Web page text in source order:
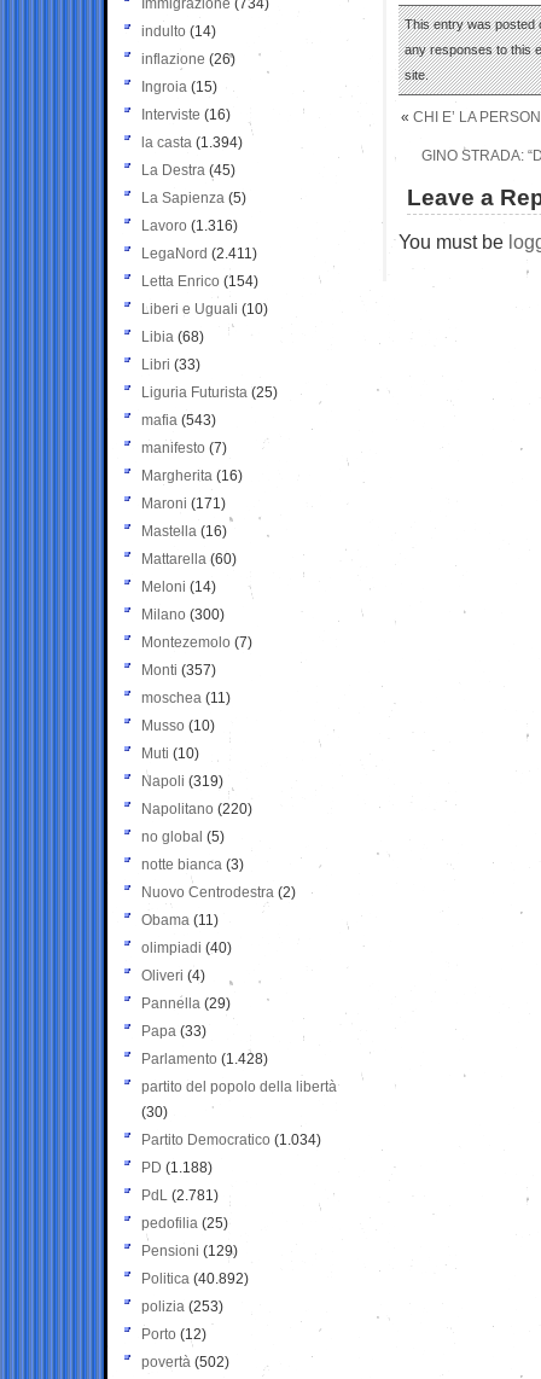
This entry was posted
any responses to this
site.
« CHI E’ LA
GINO STRADA:
Leave a
You must be
Immigrazione (734)
indulto (14)
inflazione (26)
Ingroia (15)
Interviste (16)
la casta (1.394)
La Destra (45)
La Sapienza (5)
Lavoro (1.316)
LegaNord (2.411)
Letta Enrico (154)
Liberi e Uguali (10)
Libia (68)
Libri (33)
Liguria Futurista (25)
mafia (543)
manifesto (7)
Margherita (16)
Maroni (171)
Mastella (16)
Mattarella (60)
Meloni (14)
Milano (300)
Montezemolo (7)
Monti (357)
moschea (11)
Musso (10)
Muti (10)
Napoli (319)
Napolitano (220)
no global (5)
notte bianca (3)
Nuovo Centrodestra (2)
Obama (11)
olimpiadi (40)
Oliveri (4)
Pannella (29)
Papa (33)
Parlamento (1.428)
partito del popolo della libertà
(30)
Partito Democratico (1.034)
PD (1.188)
PdL (2.781)
pedofilia (25)
Pensioni (129)
Politica (40.892)
polizia (253)
Porto (12)
povertà (502)